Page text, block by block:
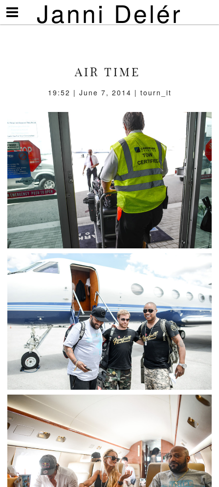
Janni Delér
Visa/göm
meny
AIR TIME
19:52 | June 7, 2014 | tourn_it